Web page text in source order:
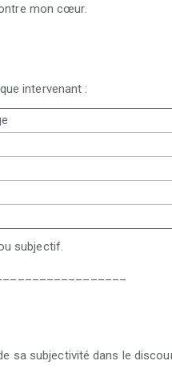
mon cœur.
intervenant :
subjectif.
sa subjectivité dans le